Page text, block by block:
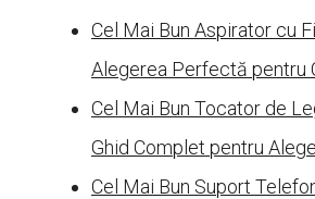
Cel Mai Bun Aspirator cu
Alegerea Perfectă pentru
Cel Mai Bun Tocator de
Ghid Complet pentru
Cel Mai Bun Suport